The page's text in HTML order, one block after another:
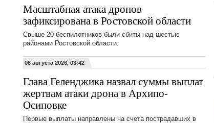
Масштабная атака дронов
зафиксирована в Ростовской области
Свыше 20 беспилотников были сбиты над шестью
районами Ростовской области.
06 августа 2026, 03:42
Глава Геленджика назвал суммы выплат
жертвам атаки дрона в Архипо-
Осиповке
Первые выплаты направлены на счета пострадавших в